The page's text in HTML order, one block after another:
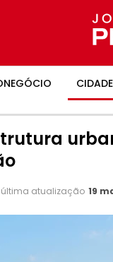
CIDADE
última atualização 19